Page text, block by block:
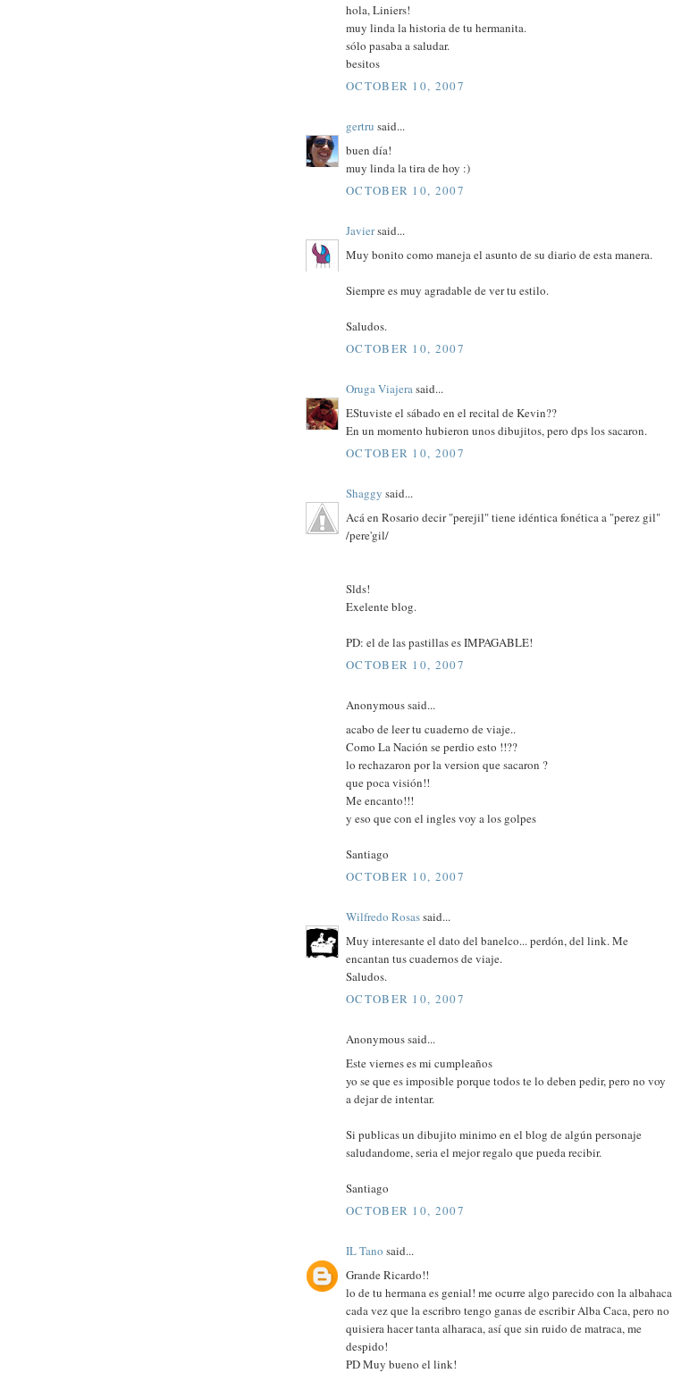
hola, Liniers!
muy linda la historia de tu hermanita.
sólo pasaba a saludar.
besitos
OCTOBER 10, 2007
gertru said...
buen día!
muy linda la tira de hoy :)
OCTOBER 10, 2007
Javiersaid...
Muy bonito como maneja el asunto de su diario de esta manera.
Siempre es muy agradable de ver tu estilo.
Saludos.
OCTOBER 10, 2007
Oruga Viajerasaid...
EStuviste el sábado en el recital de Kevin??
En un momento hubieron unos dibujitos, pero dps los sacaron.
OCTOBER 10, 2007
Shaggy said...
Acá en Rosario decir "perejil" tiene idéntica fonética a "perez gil"
/pere'gil/
Slds!
Exelente blog.
PD: el de las pastillas es IMPAGABLE!
OCTOBER 10, 2007
Anonymous said...
acabo de leer tu cuaderno de viaje..
Como La Nación se perdio esto !!??
lo rechazaron por la version que sacaron ?
que poca visión!!
Me encanto!!!
y eso que con el ingles voy a los golpes
Santiago
OCTOBER 10, 2007
Wilfredo Rosassaid...
Muy interesante el dato del banelco... perdón, del link. Me
encantan tus cuadernos de viaje.
Saludos.
OCTOBER 10, 2007
Anonymous said...
Este viernes es mi cumpleaños
yo se que es imposible porque todos te lo deben pedir, pero no voy
a dejar de intentar.
Si publicas un dibujito minimo en el blog de algún personaje
saludandome, seria el mejor regalo que pueda recibir.
Santiago
OCTOBER 10, 2007
IL Tano said...
Grande Ricardo!!
lo de tu hermana es genial! me ocurre algo parecido con la albahaca
cada vez que la escribro tengo ganas de escribir Alba Caca, pero no
quisiera hacer tanta alharaca, así que sin ruido de matraca, me
despido!
PD Muy bueno el link!